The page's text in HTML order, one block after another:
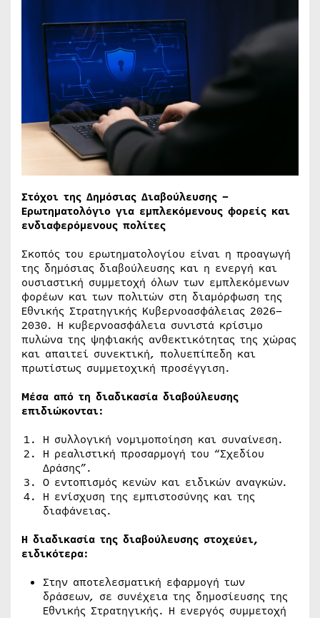
Στόχοι της Δημόσιας Διαβούλευσης –
Ερωτηματολόγιο για εμπλεκόμενους φορείς και
ενδιαφερόμενους πολίτες
Σκοπός του ερωτηματολογίου είναι η προαγωγή
της δημόσιας διαβούλευσης και η ενεργή και
ουσιαστική συμμετοχή όλων των εμπλεκόμενων
φορέων και των πολιτών στη διαμόρφωση της
Εθνικής Στρατηγικής Κυβερνοασφάλειας 2026–
2030. Η κυβερνοασφάλεια συνιστά κρίσιμο
πυλώνα της ψηφιακής ανθεκτικότητας της χώρας
και απαιτεί συνεκτική, πολυεπίπεδη και
πρωτίστως συμμετοχική προσέγγιση.
Μέσα από τη διαδικασία διαβούλευσης
επιδιώκονται:
Η συλλογική νομιμοποίηση και συναίνεση.
Η ρεαλιστική προσαρμογή του “Σχεδίου
Δράσης”.
Ο εντοπισμός κενών και ειδικών αναγκών.
Η ενίσχυση της εμπιστοσύνης και της
διαφάνειας.
Η διαδικασία της διαβούλευσης στοχεύει,
ειδικότερα:
Στην αποτελεσματική εφαρμογή των
δράσεων, σε συνέχεια της δημοσίευσης της
Εθνικής Στρατηγικής. Η ενεργός συμμετοχή